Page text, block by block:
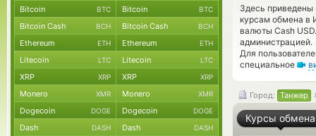
Здесь
курсам обмена в
валюты Cash
администрацией.
Для
специальное
Город: Танжер
Курсы обмена
Bitcoin BTC Bitcoin BTC
Bitcoin Cash BCH Bitcoin Cash BCH
Ethereum ETH Ethereum ETH
Litecoin LTC Litecoin LTC
XRP XRP XRP XRP
Monero XMR Monero XMR
Dogecoin DOGE Dogecoin DOGE
Dash DASH Dash DASH